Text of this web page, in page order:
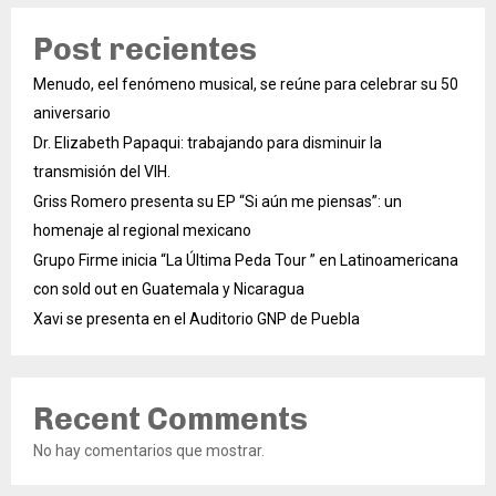
Post recientes
Menudo, eel fenómeno musical, se reúne para celebrar su 50
aniversario
Dr. Elizabeth Papaqui: trabajando para disminuir la
transmisión del VIH.
Griss Romero presenta su EP “Si aún me piensas”: un
homenaje al regional mexicano
Grupo Firme inicia “La Última Peda Tour ” en Latinoamericana
con sold out en Guatemala y Nicaragua
Xavi se presenta en el Auditorio GNP de Puebla
Recent Comments
No hay comentarios que mostrar.